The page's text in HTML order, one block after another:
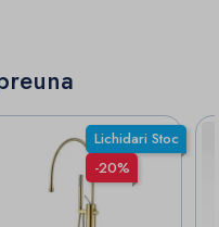
Lichidari Stoc
-20%